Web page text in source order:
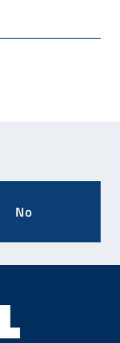
- Apertura in
nuova finestra
di posta
meno
No